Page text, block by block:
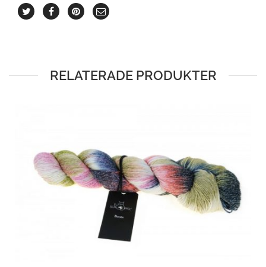
RELATERADE PRODUKTER